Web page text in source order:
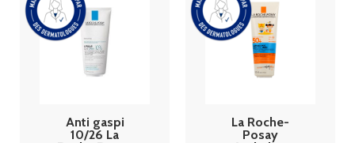
Anti gaspi
10/26 La
La Roche-
Posay